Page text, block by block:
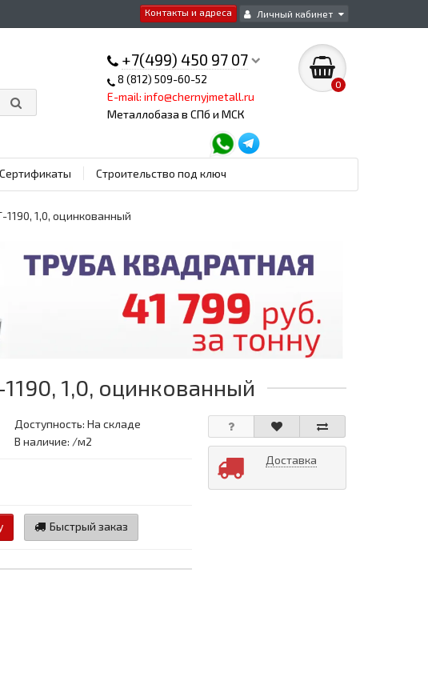
Контакты и адреса Личный кабинет
+7(499) 450 97 07
8 (812) 509-60-52
E-mail: info@chernyjmetall.ru
Металлобаза в СПб и МСК
0
Сертификаты Строительство под ключ
1,0, оцинкованный
1,0, оцинкованный
Доступность: На складе
В наличие: /м2
Быстрый заказ
Доставка